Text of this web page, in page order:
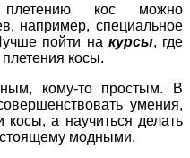
кос можно
например, специальное
пойти на курсы, где
косы.
кому-то простым. В
умения,
косы, а научиться делать
модными.